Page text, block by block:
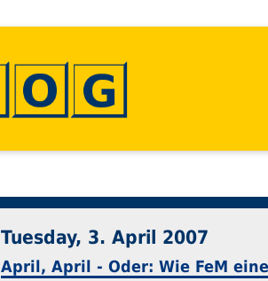
Tuesday, 3. April 2007
April, April - Oder: Wie FeM